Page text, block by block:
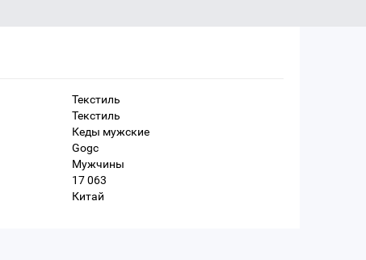
Текстиль
Текстиль
Кеды мужские
Gogc
Мужчины
17 063
Китай